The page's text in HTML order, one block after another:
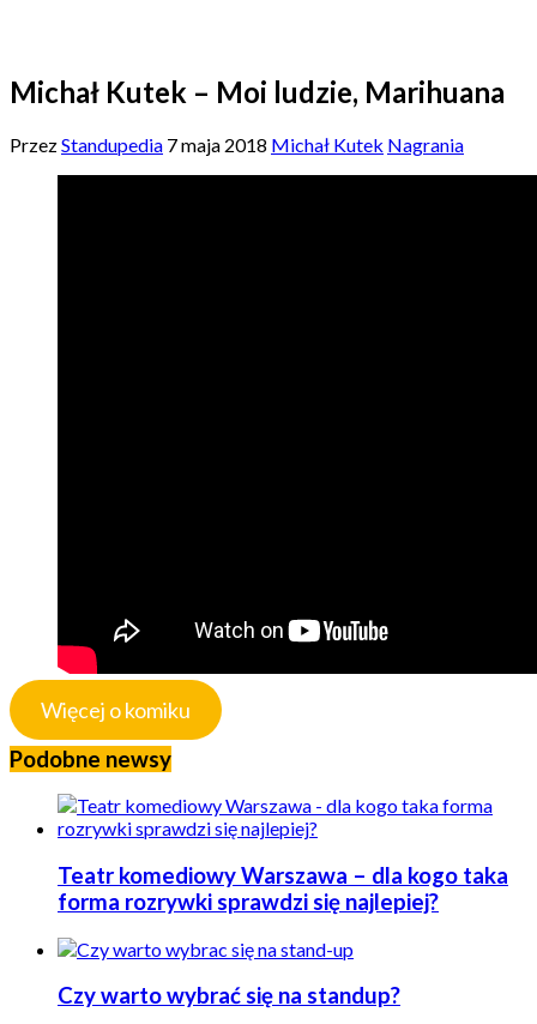
Michał Kutek – Moi ludzie, Marihuana
PrzezStandupedia 7 maja 2018 Michał Kutek Nagrania
Więcej o komiku
Podobne newsy
Teatr komediowy Warszawa – dla kogo taka
forma rozrywki sprawdzi się najlepiej?
Czy warto wybrać się na standup?